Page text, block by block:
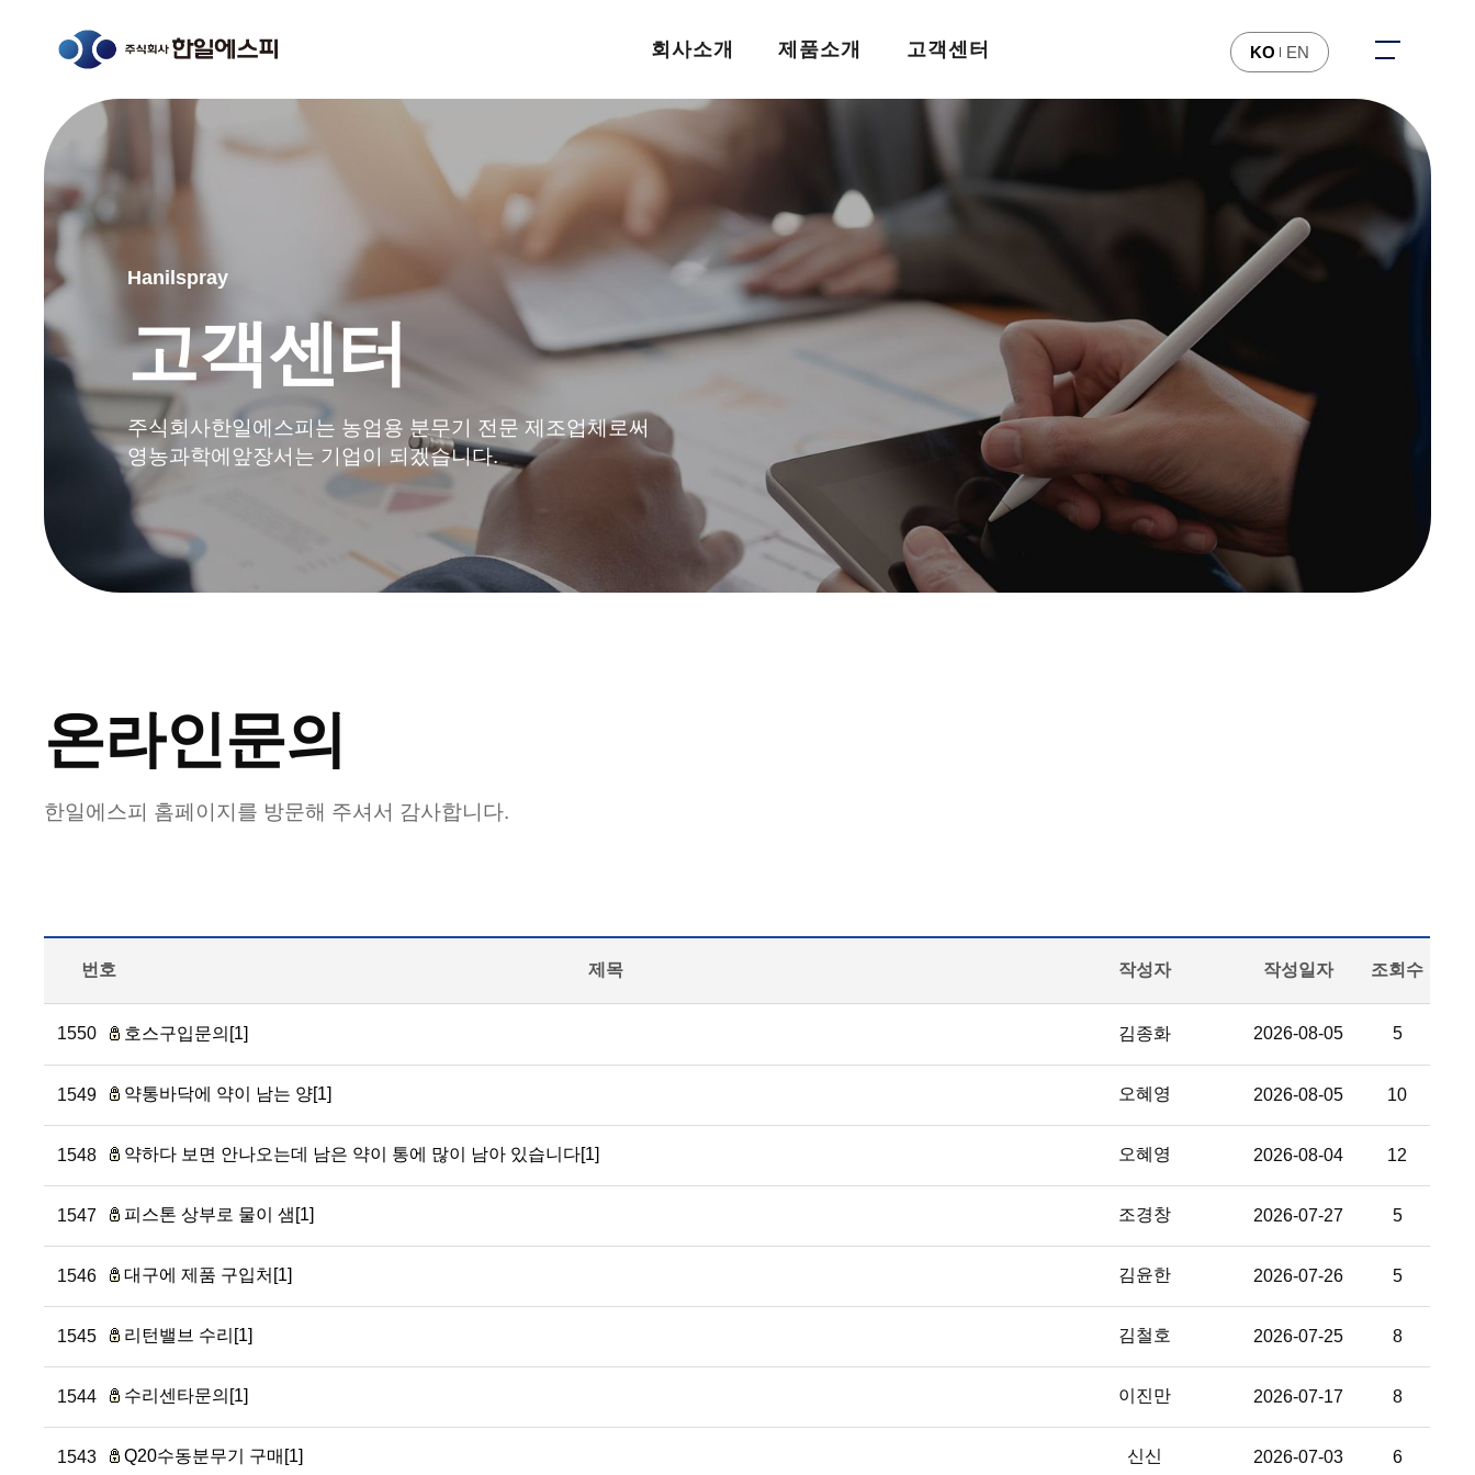
회사소개 제품소개 고객센터 KO EN
Hanilspray
고객센터
주식회사한일에스피는 농업용 분무기 전문 제조업체로써
영농과학에앞장서는 기업이 되겠습니다.
온라인문의
한일에스피 홈페이지를 방문해 주셔서 감사합니다.
번호 제목 작성자 작성일자 조회수
1550 호스구입문의[1] 김종화 2026-08-05 5
1549 약통바닥에 약이 남는 양[1] 오혜영 2026-08-05 10
1548 약하다 보면 안나오는데 남은 약이 통에 많이 남아 있습니다[1] 오혜영 2026-08-04 12
1547 피스톤 상부로 물이 샘[1] 조경창 2026-07-27 5
1546 대구에 제품 구입처[1] 김윤한 2026-07-26 5
1545 리턴밸브 수리[1] 김철호 2026-07-25 8
1544 수리센타문의[1] 이진만 2026-07-17 8
1543 Q20수동분무기 구매[1] 신신 2026-07-03 6